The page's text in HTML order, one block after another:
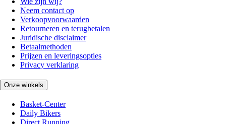
Neem contact op
Verkoopvoorwaarden
Retourneren en terugbetalen
Juridische disclaimer
Betaalmethoden
Prijzen en leveringsopties
Privacy verklaring
Onze winkels
Basket-Center
Daily Bikers